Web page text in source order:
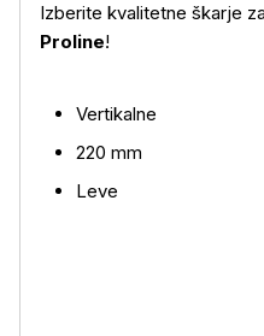
Več o izdelku
Izberite kvalitetne škarje
Proline!
Vertikalne
220 mm
Leve